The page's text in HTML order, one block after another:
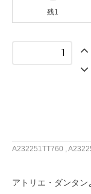
残1
A232251TT760 ,
アトリエ・ダンタ